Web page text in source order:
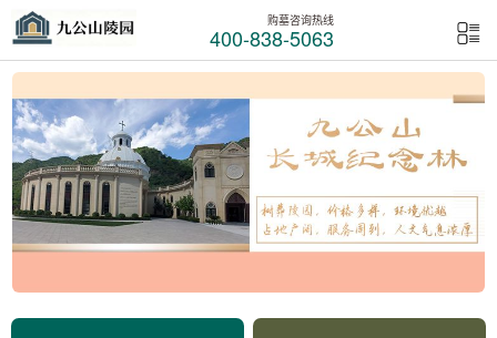
购墓咨询热线
400-838-5063